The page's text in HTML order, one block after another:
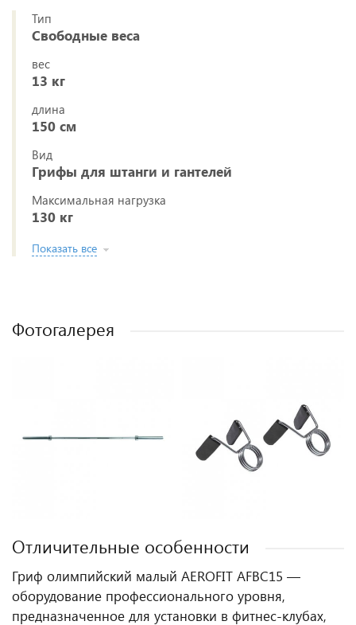
Тип
Свободные веса
вес
13 кг
длина
150 см
Вид
Грифы для штанги и гантелей
Максимальная нагрузка
130 кг
Показать все
Фотогалерея
Отличительные особенности
Гриф олимпийский малый AEROFIT AFBC15 —
оборудование профессионального уровня,
предназначенное для установки в фитнес‑клубах,